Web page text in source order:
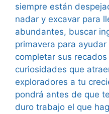
siempre están
nadar y excavar para
abundantes, buscar
primavera para
completar sus
curiosidades que
exploradores a tu
pondrá antes de que
duro trabajo el que